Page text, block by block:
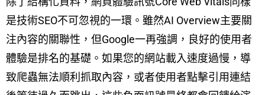
是技術SEO不可忽視的一環。雖然AI Overview主要關
注內容的關聯性，但Google一再強調，良好的使用者
體驗是排名的基礎。如果您的網站載入速度過慢，導
致爬蟲無法順利抓取內容，或者使用者點擊引用連結